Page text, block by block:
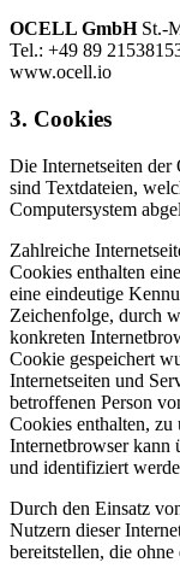
OCELL GmbHSt.-
Tel.: +49 89
www.ocell.io
3. Cookies
Die Internetseiten
sind Textdateien,
Computersystem
Zahlreiche
Cookies enthalten
eine eindeutige
Zeichenfolge, durch
konkreten
Cookie gespeichert
Internetseiten und
betroffenen Person
Cookies enthalten, zu
Internetbrowser kann
und identifiziert
Durch den Einsatz
Nutzern dieser
bereitstellen, die